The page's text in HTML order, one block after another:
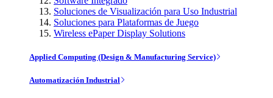
Soluciones de Visualización para Uso Industrial
Soluciones para Plataformas de Juego
Wireless ePaper Display Solutions
Applied Computing (Design & Manufacturing Service)
Automatización Industrial